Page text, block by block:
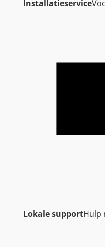
Installatieservice
Lokale supportHulp